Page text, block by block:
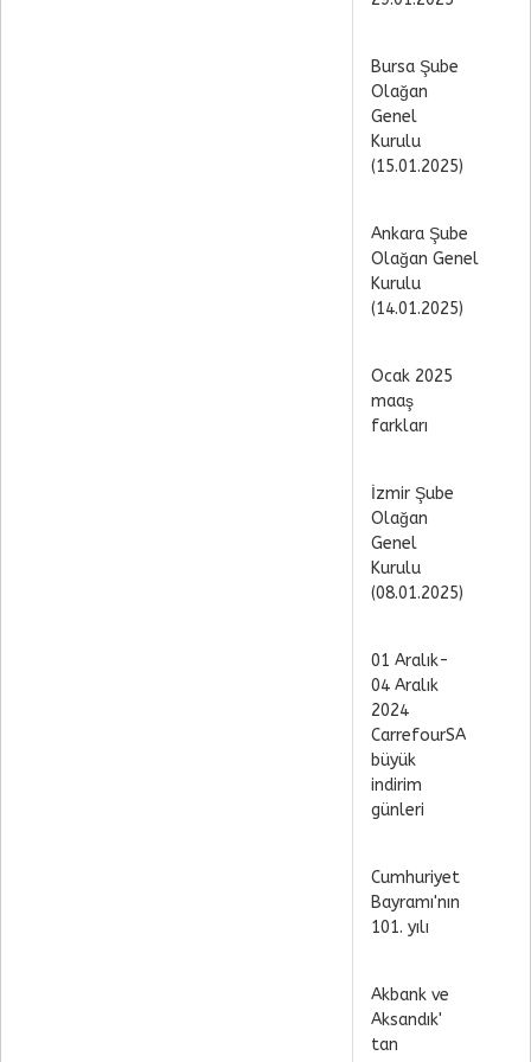
Bursa Şube
Olağan
Genel
Kurulu
(15.01.2025)
Ankara Şube
Olağan Genel
Kurulu
(14.01.2025)
Ocak 2025
maaş
farkları
İzmir Şube
Olağan
Genel
Kurulu
(08.01.2025)
01 Aralık-
04 Aralık
2024
CarrefourSA
büyük
indirim
günleri
Cumhuriyet
Bayramı'nın
101. yılı
Akbank ve
Aksandık'
tan